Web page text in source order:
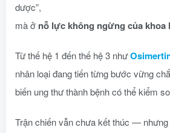
dược”,
mà ở nỗ lực không ngừng của khoa
Từ thế hệ 1 đến thế hệ 3 như
nhân loại đang tiến từng bước vững
biến ung thư thành bệnh có thể kiểm
Trận chiến vẫn chưa kết thúc — nhưng